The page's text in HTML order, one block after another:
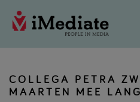
COLLEGA PETRA
MAARTEN MEE